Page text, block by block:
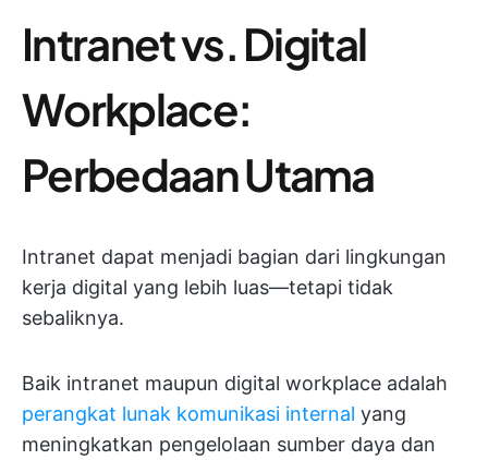
Intranet vs. Digital
Workplace:
Perbedaan Utama
Intranet dapat menjadi bagian dari lingkungan
kerja digital yang lebih luas—tetapi tidak
sebaliknya.
Baik intranet maupun digital workplace adalah
perangkat lunak komunikasi internal yang
meningkatkan pengelolaan sumber daya dan